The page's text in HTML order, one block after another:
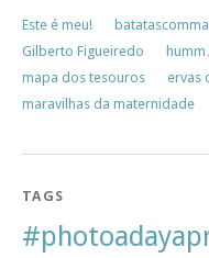
Este é meu!
Gilberto Figueiredo
mapa dos tesouros
ervas
maravilhas da maternidade
TAGS